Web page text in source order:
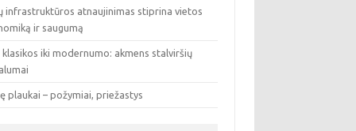
infrastruktūros atnaujinimas stiprina vietos
ir saugumą
klasikos iki modernumo: akmens stalviršių
plaukai – požymiai, priežastys